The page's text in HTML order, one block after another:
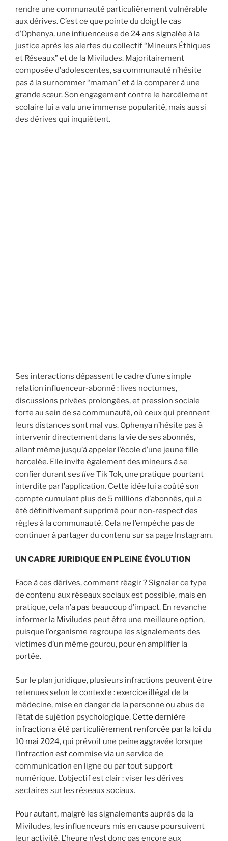
rendre une communauté particulièrement vulnérable
aux dérives. C’est ce que pointe du doigt le cas
d’Ophenya, une influenceuse de 24 ans signalée à la
justice après les alertes du collectif “Mineurs Éthiques
et Réseaux” et de la Miviludes. Majoritairement
composée d’adolescentes, sa communauté n’hésite
pas à la surnommer “maman” et à la comparer à une
grande sœur. Son engagement contre le harcèlement
scolaire lui a valu une immense popularité, mais aussi
des dérives qui inquiètent.
Ses interactions dépassent le cadre d’une simple
relation influenceur-abonné : lives nocturnes,
discussions privées prolongées, et pression sociale
forte au sein de sa communauté, où ceux qui prennent
leurs distances sont mal vus. Ophenya n’hésite pas à
intervenir directement dans la vie de ses abonnés,
allant même jusqu’à appeler l’école d’une jeune fille
harcelée. Elle invite également des mineurs à se
confier durant ses liveTik Tok, une pratique pourtant
interdite par l’application. Cette idée lui a coûté son
compte cumulant plus de 5 millions d’abonnés, qui a
été définitivement supprimé pour non-respect des
règles à la communauté. Cela ne l’empêche pas de
continuer à partager du contenu sur sa page Instagram.
UN CADRE JURIDIQUE EN PLEINE ÉVOLUTION
Face à ces dérives, comment réagir ? Signaler ce type
de contenu aux réseaux sociaux est possible, mais en
pratique, cela n’a pas beaucoup d’impact. En revanche
informer la Miviludes peut être une meilleure option,
puisque l’organisme regroupe les signalements des
victimes d’un même gourou, pour en amplifier la
portée.
Sur le plan juridique, plusieurs infractions peuvent être
retenues selon le contexte : exercice illégal de la
médecine, mise en danger de la personne ou abus de
l’état de sujétion psychologique. Cette dernière
infraction a été particulièrement renforcée par la loi du
10 mai 2024, qui prévoit une peine aggravée lorsque
l’infraction est commise via un service de
communication en ligne ou par tout support
numérique. L’objectif est clair : viser les dérives
sectaires sur les réseaux sociaux.
Pour autant, malgré les signalements auprès de la
Miviludes, les influenceurs mis en cause poursuivent
leur activité. L’heure n’est donc pas encore aux